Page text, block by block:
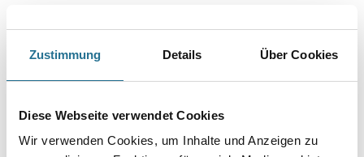
Zustimmung Details Über Cookies
Diese Webseite verwendet Cookies
Wir verwenden Cookies, um Inhalte und Anzeigen zu
PRODUKTEIGENSCHAFTEN
Verarbeitungstemp./Luftfeuchte
Material-, Umluft- und Untergrundtemperatur mindestens 5°C.
Nicht bei extrem hoher Luftfeuchtigkeit (Nebelnässe), Regen oder